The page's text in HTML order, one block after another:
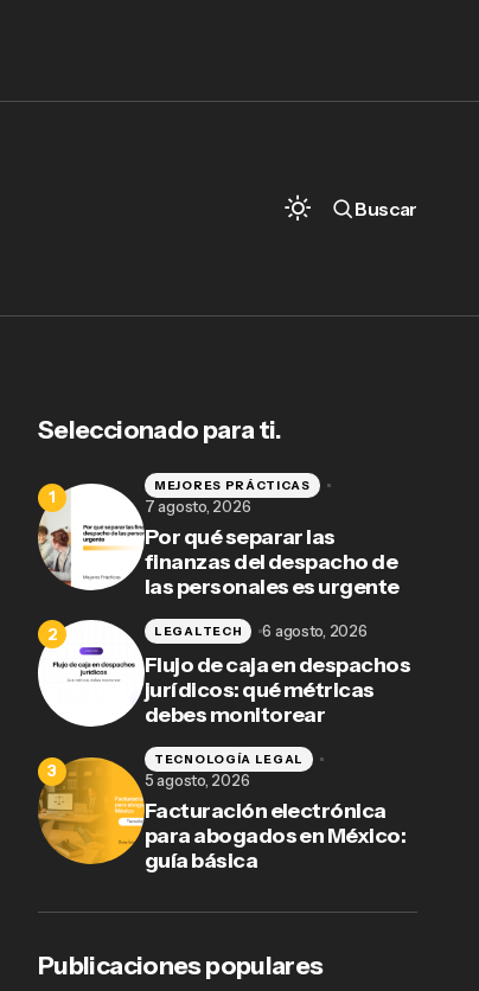
Buscar
Seleccionado para ti.
Por qué separar las
finanzas del despacho de
las personales es urgente
MEJORES PRÁCTICAS
7 agosto, 2026
Flujo de caja en despachos
jurídicos: qué métricas
debes monitorear
LEGALTECH 6 agosto, 2026
Facturación electrónica
para abogados en México:
guía básica
TECNOLOGÍA LEGAL
5 agosto, 2026
Publicaciones populares